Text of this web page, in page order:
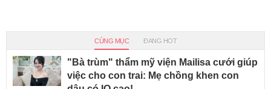
CÙNG MỤC ĐANG HOT
"Bà trùm" thẩm mỹ viện Mailisa cưới giúp
việc cho con trai: Mẹ chồng khen con